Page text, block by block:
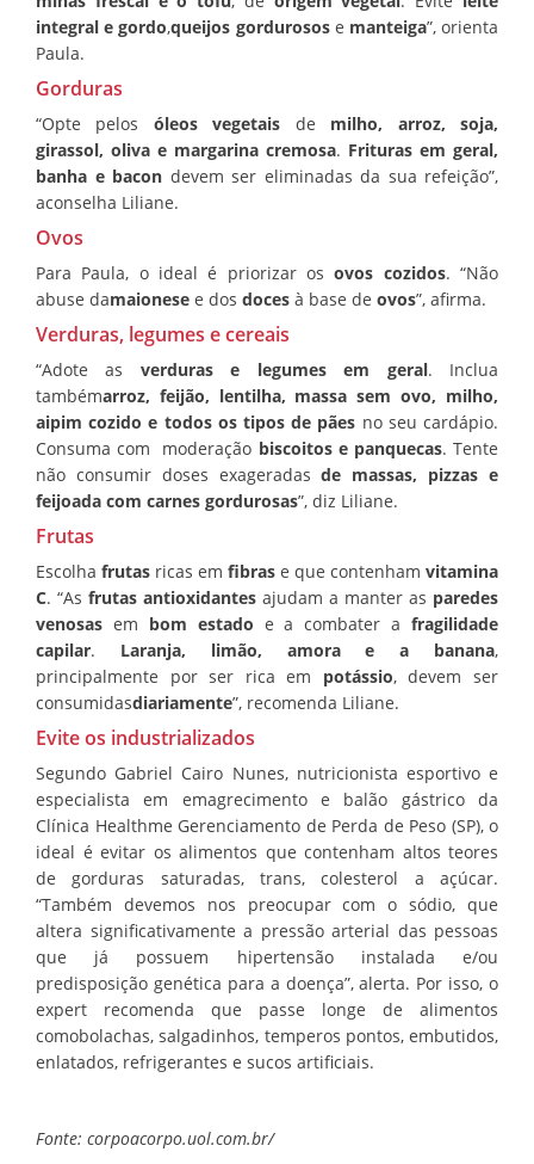
integral e gordo,queijos gordurosose manteiga”, orienta
Paula.
Gorduras
“Opte pelos óleos vegetais de milho, arroz, soja,
girassol, oliva e margarina cremosa. Frituras em geral,
banha e bacon devem ser eliminadas da sua refeição”,
aconselha Liliane.
Ovos
Para Paula, o ideal é priorizar osovos cozidos. “Não
abuse damaionese e dos doces à base de ovos”, afirma.
Verduras, legumes e cereais
“Adote as verduras e legumes em geral. Inclua
tambémarroz, feijão, lentilha, massa sem ovo, milho,
aipim cozido e todos os tipos de pães no seu cardápio.
Consuma com moderação biscoitos e panquecas. Tente
não consumir doses exageradasde massas, pizzas e
feijoada com carnes gordurosas”, diz Liliane.
Frutas
Escolha frutas ricas em fibras e que contenham vitamina
C. “As frutas antioxidantes ajudam a manter as paredes
venosas em bom estado e a combater a fragilidade
capilar. Laranja, limão, amora e a banana,
principalmente por ser rica em potássio, devem ser
consumidasdiariamente”, recomenda Liliane.
Evite os industrializados
Segundo Gabriel Cairo Nunes, nutricionista esportivo e
especialista em emagrecimento e balão gástrico da
Clínica Healthme Gerenciamento de Perda de Peso (SP), o
ideal é evitar os alimentos que contenham altos teores
de gorduras saturadas, trans, colesterol a açúcar.
“Também devemos nos preocupar com o sódio, que
altera significativamente a pressão arterial das pessoas
que já possuem hipertensão instalada e/ou
predisposição genética para a doença”, alerta. Por isso, o
expert recomenda que passe longe de alimentos
comobolachas, salgadinhos, temperos pontos, embutidos,
enlatados, refrigerantes e sucos artificiais.
Fonte: corpoacorpo.uol.com.br/